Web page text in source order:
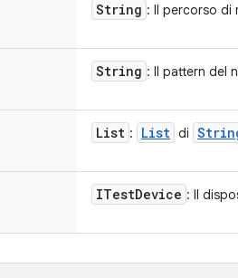
String : Il percorso di
String : Il pattern del
List : List di
ITestDevice : Il